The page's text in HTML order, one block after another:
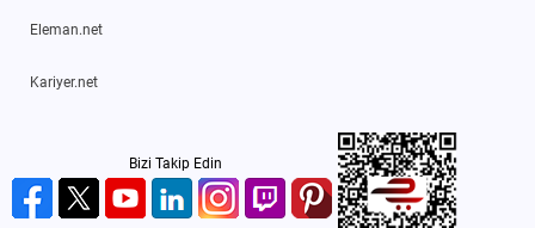
Eleman.net
Kariyer.net
Bizi Takip Edin